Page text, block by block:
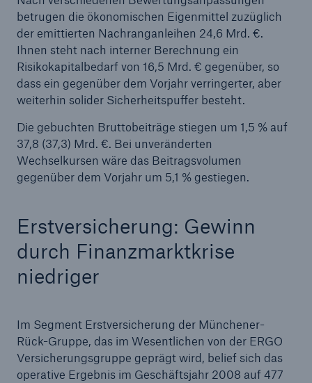
betrugen die ökonomischen Eigenmittel zuzüglich
der emittierten Nachranganleihen 24,6 Mrd. €.
Ihnen steht nach interner Berechnung ein
Risikokapitalbedarf von 16,5 Mrd. € gegenüber, so
dass ein gegenüber dem Vorjahr verringerter, aber
weiterhin solider Sicherheitspuffer besteht.
Die gebuchten Bruttobeiträge stiegen um 1,5 % auf
37,8 (37,3) Mrd. €. Bei unveränderten
Wechselkursen wäre das Beitragsvolumen
gegenüber dem Vorjahr um 5,1 % gestiegen.
Erstversicherung: Gewinn
durch Finanzmarktkrise
niedriger
Im Segment Erstversicherung der Münchener-
Rück-Gruppe, das im Wesentlichen von der ERGO
Versicherungsgruppe geprägt wird, belief sich das
operative Ergebnis im Geschäftsjahr 2008 auf 477
Lösungen
Cyber-Lösungen von Munich Re
Navigation schließen oder Escape-Taste drücken
Home
Unternehmen
Media Relations